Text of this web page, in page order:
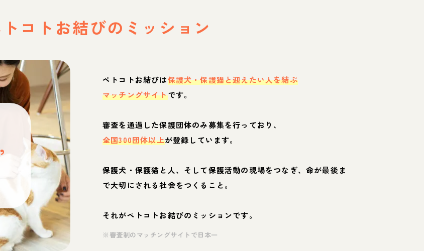
コトお結びの ミッション
ペトコトお結びは保護犬・保護猫と迎えたい人を結ぶ
マッチングサイトです。
審査を通過した保護団体のみ募集を行っており、
全国300団体以上が登録しています。
保護犬・保護猫と人、そして保護活動の現場をつなぎ、命が最後ま
で大切にされる社会をつくること。
それがペトコトお結びのミッションです。
※審査制のマッチングサイトで日本一